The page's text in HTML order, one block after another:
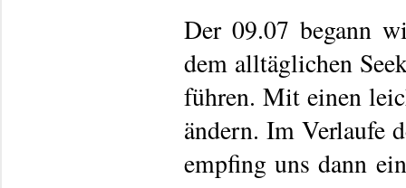
Der 09.07 begann
dem alltäglichen
führen. Mit einen
ändern. Im Verlaufe
empfing uns dann